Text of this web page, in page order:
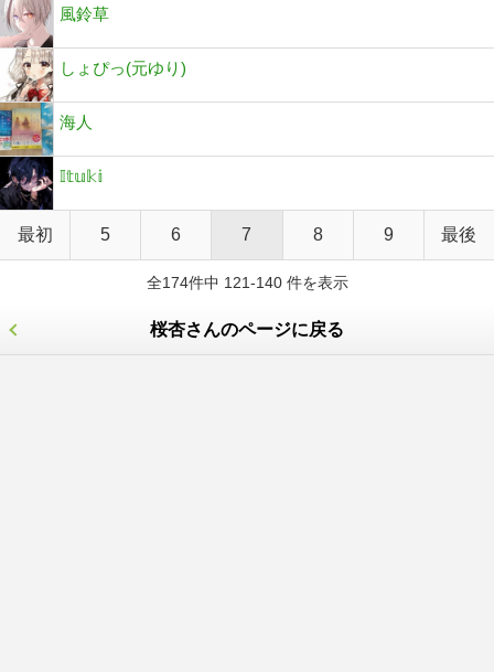
風鈴草
しょぴっ(元ゆり)
海人
𝕀𝕥𝕦𝕜𝕚
最初 5 6 7 8 9 最後
全174件中 121-140 件を表示
桜杏さんのページに戻る